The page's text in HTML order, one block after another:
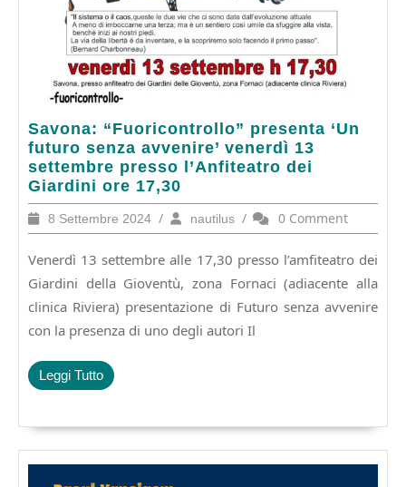
Savona: “Fuoricontrollo” presenta ‘Un
futuro senza avvenire’ venerdì 13
settembre presso l’Anfiteatro dei
Giardini ore 17,30
Savona:
“Fuoricontrollo”
presenta ‘Un
futuro
senza
avvenire’
13
settembre
presso
l’Anfiteatro
dei
ore
17,30
8 Settembre 2024
Settembre
2024
/ nautilusnautilus
/ 0 Comment
Venerdì 13 settembre alle 17,30 presso l’amfiteatro dei
Giardini della Gioventù, zona Fornaci (adiacente alla
clinica Riviera) presentazione di Futuro senza avvenire
con la presenza di uno degli autori Il
Leggi TuttoLeggi
Tutto